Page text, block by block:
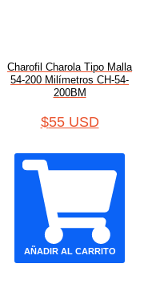
Charofil Charola Tipo Malla
54-200 Milímetros CH-54-
200BM
$55 USD
AÑADIR AL CARRITO